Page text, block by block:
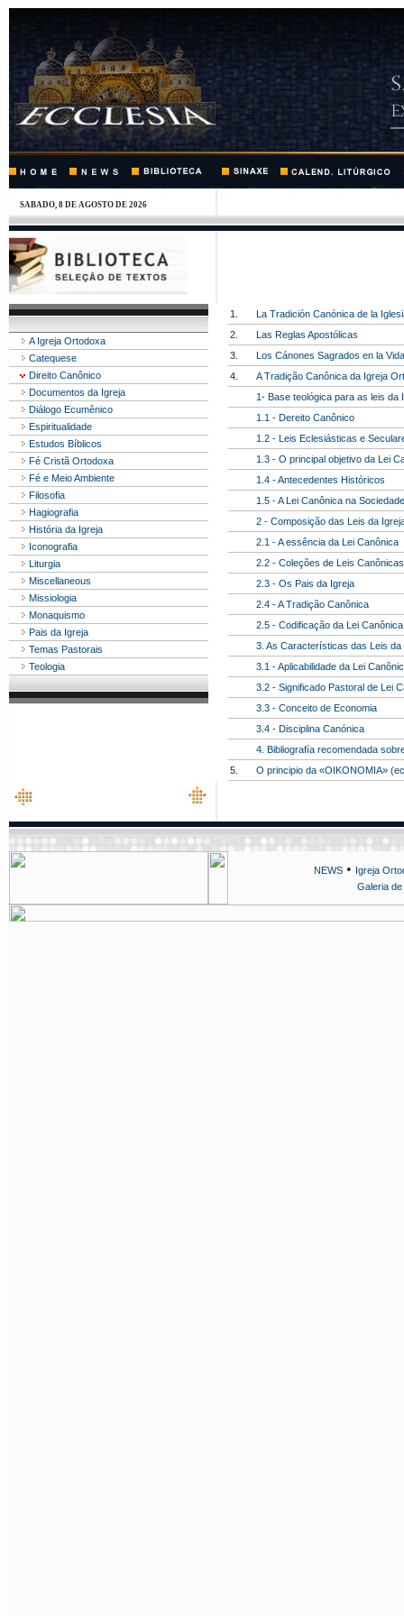
SABADO, 8 DE AGOSTO DE 2026
A Igreja Ortodoxa
Catequese
Direito Canônico
Documentos da Igreja
Diálogo Ecumênico
Espiritualidade
Estudos Bíblicos
Fé Cristã Ortodoxa
Fé e Meio Ambiente
Filosofia
Hagiografia
História da Igreja
Iconografia
Liturgia
Miscellaneous
Missiologia
Monaquismo
Pais da Igreja
Temas Pastorais
Teologia
1.
La Tradición Canónica de la
2.
Las Reglas Apostólicas
3.
Los Cánones Sagrados en la
4.
A Tradição Canônica da Igreja
1- Base teológica para as leis da
1.1 - Dereito Canônico
1.2 - Leis Eclesiásticas e
1.3 - O principal objetivo da Lei
1.4 - Antecedentes Históricos
1.5 - A Lei Canônica na
2 - Composição das Leis da
2.1 - A essência da Lei Canônica
2.2 - Coleções de Leis Canônicas
2.3 - Os Pais da Igreja
2.4 - A Tradição Canônica
2.5 - Codificação da Lei Canônica
3. As Características das Leis da
3.1 - Aplicabilidade da Lei
3.2 - Significado Pastoral de Lei
3.3 - Conceito de Economia
3.4 - Disciplina Canónica
4. Bibliografía recomendada
5.
O principio da «OIKONOMIA»
NEWS• Igreja
Galeria